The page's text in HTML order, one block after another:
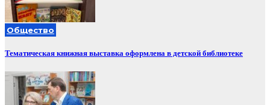
Общество
Тематическая книжная выставка оформлена в детской библиотеке